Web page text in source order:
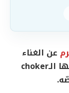
عن الغناء
خلال حفلها في دبي فجأة بعد أن أزعجها الـchoker